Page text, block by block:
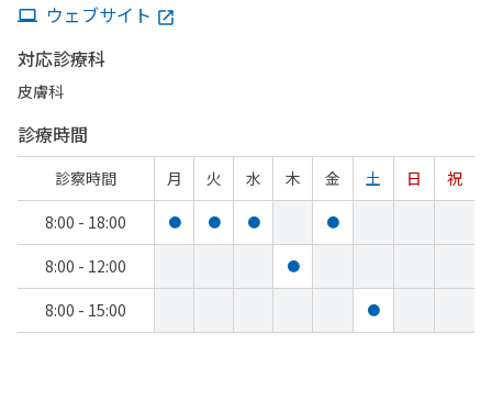
ウェブサイト
対応診療科
皮膚科
診療時間
診察時間 月 火 水 木 金 土 日
祝
8:00 - 18:00
● ● ● ●
8:00 - 12:00 ●
8:00 - 15:00 ●